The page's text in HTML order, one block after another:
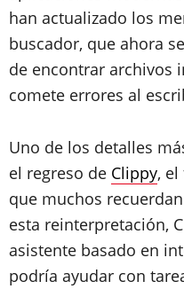
han actualizado los
buscador, que ahora
de encontrar archivos
comete errores al
Uno de los detalles
el regreso de Clippy,
que muchos
esta reinterpretación,
asistente basado en
podría ayudar con